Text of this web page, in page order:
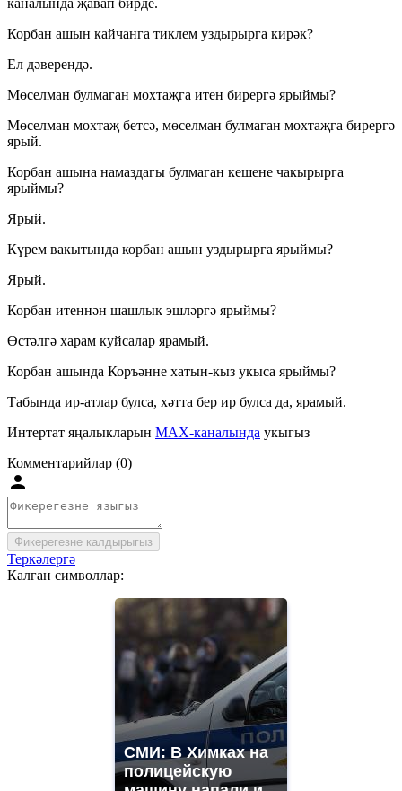
Корбан ашын кайчанга тиклем уздырырга кирәк?
Ел дәверендә.
Мөселман булмаган мохтаҗга итен бирергә ярыймы?
Мөселман мохтаҗ бетсә, мөселман булмаган мохтаҗга бирергә
ярый.
Корбан ашына намаздагы булмаган кешене чакырырга
ярыймы?
Ярый.
Күрем вакытында корбан ашын уздырырга ярыймы?
Ярый.
Корбан итеннән шашлык эшләргә ярыймы?
Өстәлгә харам куйсалар ярамый.
Корбан ашында Коръәнне хатын-кыз укыса ярыймы?
Табында ир-атлар булса, хәтта бер ир булса да, ярамый.
Интертат яңалыкларын MAX-каналында укыгыз
Комментарийлар (0)
Фикерегезне калдырыгыз
Теркәлергә
Калган символлар:
СМИ: В Химках на
полицейскую